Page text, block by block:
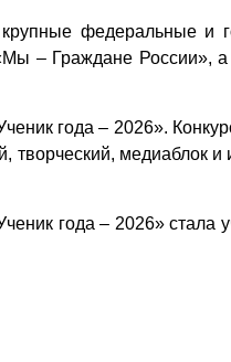
федеральные и
– Граждане России», а
года – 2026».
творческий, медиаблок
года – 2026»